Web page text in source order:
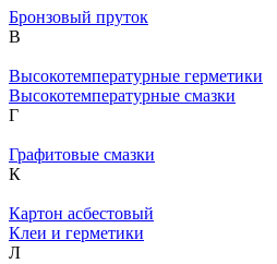
Бронзовый пруток
В
Высокотемпературные герметики
Высокотемпературные смазки
Г
Графитовые смазки
К
Картон асбестовый
Клеи и герметики
Л